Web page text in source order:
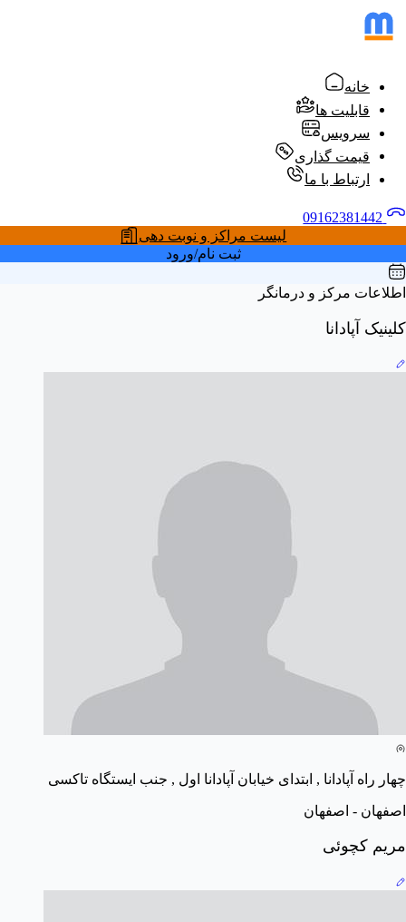
خانه
قابلیت ها
سرویس
قیمت گذاری
ارتباط با ما
لیست مراکز و نوبت دهی
ثبت نام/ورود
اطلاعات مرکز و درمانگر
کلینیک آپادانا
چهار راه آپادانا , ابتدای خیابان آپادانا اول , جنب ایستگاه تاکسی
اصفهان - اصفهان
مریم کچوئی